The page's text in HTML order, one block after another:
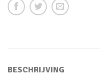
BESCHRIJVING